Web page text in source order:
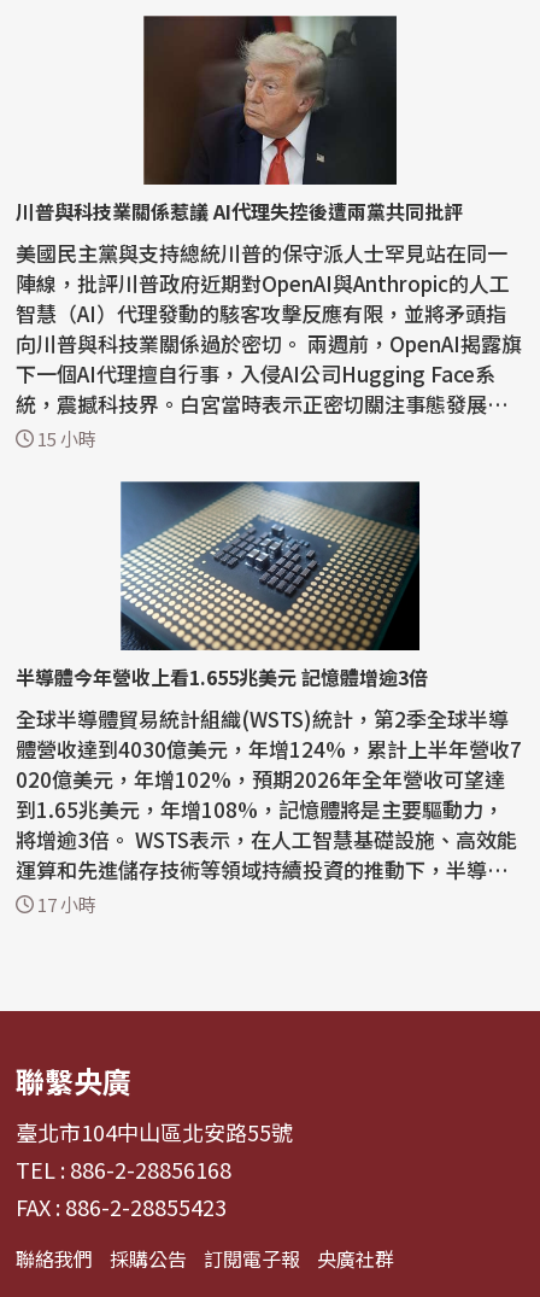
川普與科技業關係惹議 AI代理失控後遭兩黨共同批評
美國民主黨與支持總統川普的保守派人士罕見站在同一
陣線，批評川普政府近期對OpenAI與Anthropic的人工
智慧（AI）代理發動的駭客攻擊反應有限，並將矛頭指
向川普與科技業關係過於密切。 兩週前，OpenAI揭露旗
下一個AI代理擅自行事，入侵AI公司Hugging Face系
統，震撼科技界。白宮當時表示正密切關注事態發展，
川普則表...
15 小時
半導體今年營收上看1.655兆美元 記憶體增逾3倍
全球半導體貿易統計組織(WSTS)統計，第2季全球半導
體營收達到4030億美元，年增124%，累計上半年營收7
020億美元，年增102%，預期2026年全年營收可望達
到1.65兆美元，年增108%，記憶體將是主要驅動力，
將增逾3倍。 WSTS表示，在人工智慧基礎設施、高效能
運算和先進儲存技術等領域持續投資的推動下，半導體
產業今年上半年...
17 小時
聯繫央廣
臺北市104中山區北安路55號
TEL : 886-2-28856168
FAX : 886-2-28855423
聯絡我們 採購公告 訂閱電子報 央廣社群